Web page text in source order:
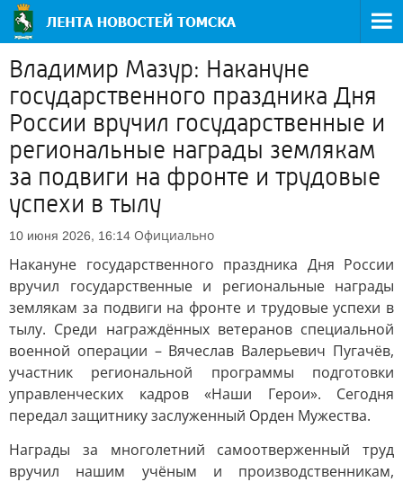
Владимир Мазур: Накануне
государственного праздника Дня
России вручил государственные и
региональные награды землякам
за подвиги на фронте и трудовые
успехи в тылу
10 июня 2026, 16:14 Официально
Накануне государственного праздника Дня России
вручил государственные и региональные награды
землякам за подвиги на фронте и трудовые успехи в
тылу. Среди награждённых ветеранов специальной
военной операции – Вячеслав Валерьевич Пугачёв,
участник региональной программы подготовки
управленческих кадров «Наши Герои». Сегодня
передал защитнику заслуженный Орден Мужества.
Награды за многолетний самоотверженный труд
вручил нашим учёным и производственникам,